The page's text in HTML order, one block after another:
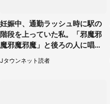
妊娠中、通勤ラッシュ時に駅の
階段を上っていた私。「邪魔邪
魔邪魔邪魔」と後ろの人に唱え
られて（神奈川県・30代女性）
Jタウンネット読者